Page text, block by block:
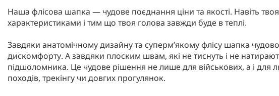
Наша флісова шапка — чудове поєднання ціни та якості. Навіть
характеристиками і тим що твоя голова завжди буде в теплі.
Завдяки анатомічному дизайну та супермʼякому флісу шапка чудово
дискомфорту. А завдяки плоским швам, які не тиснуть і не
підшоломника. Це чудове рішення не лише для військових, а і для
походів, трекінгу чи довгих прогулянок.